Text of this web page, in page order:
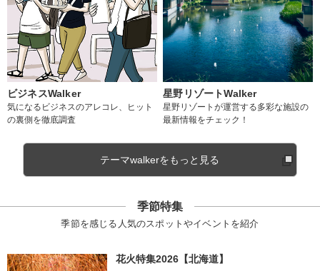
ビジネスWalker
気になるビジネスのアレコレ、ヒット
の裏側を徹底調査
星野リゾートWalker
星野リゾートが運営する多彩な施設の
最新情報をチェック！
テーマwalkerをもっと見る
季節特集
季節を感じる人気のスポットやイベントを紹介
花火特集2026【北海道】